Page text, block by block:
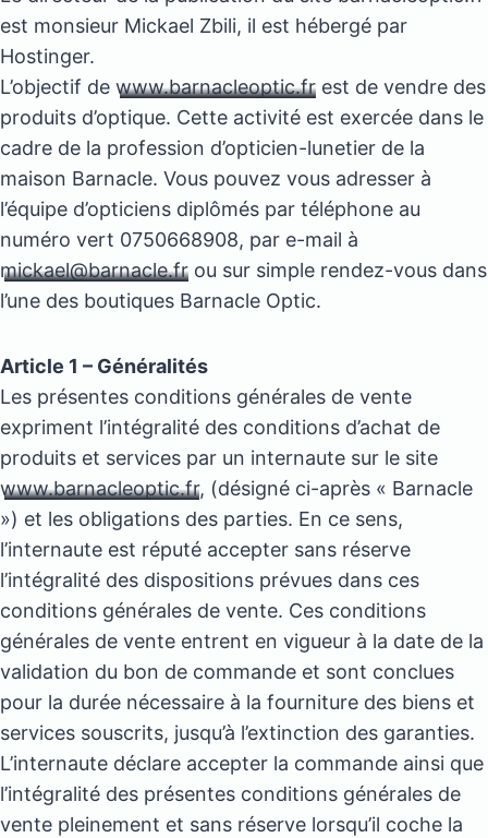
est monsieur Mickael Zbili, il est hébergé par
Hostinger.
L’objectif dewww.barnacleoptic.fr est de vendre des
produits d’optique. Cette activité est exercée dans le
cadre de la profession d’opticien-lunetier de la
maison Barnacle. Vous pouvez vous adresser à
l’équipe d’opticiens diplômés par téléphone au
numéro vert 0750668908, par e-mail à
mickael@barnacle.fr ou sur simple rendez-vous dans
l’une des boutiques Barnacle Optic.
Article 1 – Généralités
Les présentes conditions générales de vente
expriment l’intégralité des conditions d’achat de
produits et services par un internaute sur le site
www.barnacleoptic.fr, (désigné ci-après « Barnacle
») et les obligations des parties. En ce sens,
l’internaute est réputé accepter sans réserve
l’intégralité des dispositions prévues dans ces
conditions générales de vente. Ces conditions
générales de vente entrent en vigueur à la date de la
validation du bon de commande et sont conclues
pour la durée nécessaire à la fourniture des biens et
services souscrits, jusqu’à l’extinction des garanties.
L’internaute déclare accepter la commande ainsi que
l’intégralité des présentes conditions générales de
vente pleinement et sans réserve lorsqu’il coche la